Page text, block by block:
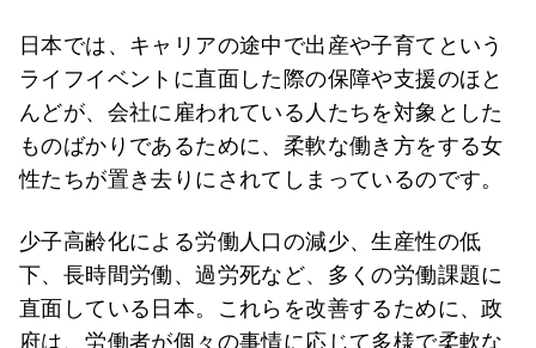
日本では、キャリアの途中で出産や子育てという
ライフイベントに直面した際の保障や支援のほと
んどが、会社に雇われている人たちを対象とした
ものばかりであるために、柔軟な働き方をする女
性たちが置き去りにされてしまっているのです。
少子高齢化による労働人口の減少、生産性の低
下、長時間労働、過労死など、多くの労働課題に
直面している日本。これらを改善するために、政
府は、労働者が個々の事情に応じて多様で柔軟な